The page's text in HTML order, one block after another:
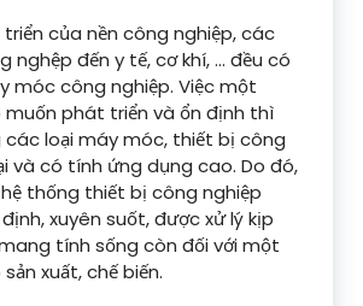
của nền công nghiệp, các
nghệp đến y tế, cơ khí, … đều có
móc công nghiệp. Việc một
muốn phát triển và ổn định thì
các loại máy móc, thiết bị công
và có tính ứng dụng cao. Do đó,
thống thiết bị công nghiệp
xuyên suốt, được xử lý kịp
tính sống còn đối với một
xuất, chế biến.